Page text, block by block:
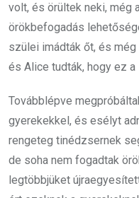
volt, és örültek neki, még
örökbefogadás
szülei imádták őt, és
és Alice tudták, hogy ez a
Továbblépve
gyerekekkel, és esélyt
rengeteg tinédzsernek
de soha nem fogadtak
legtöbbjüket